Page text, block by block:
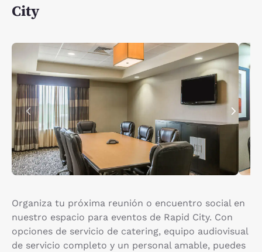
City
Organiza tu próxima reunión o encuentro social en
nuestro espacio para eventos de Rapid City. Con
opciones de servicio de catering, equipo audiovisual
de servicio completo y un personal amable, puedes